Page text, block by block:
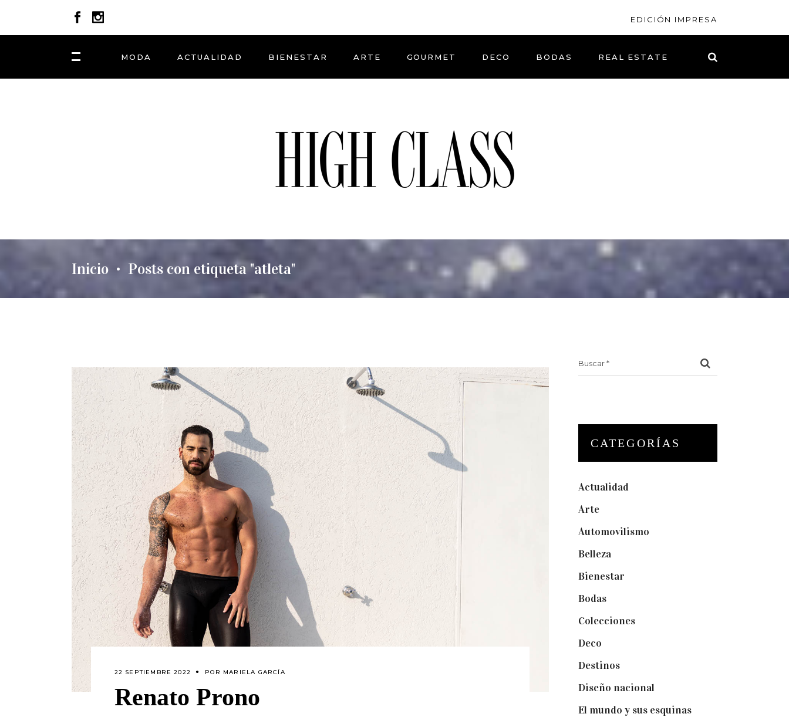
EDICIÓN IMPRESA
MODA ACTUALIDAD BIENESTAR ARTE GOURMET DECO BODAS REAL ESTATE
Inicio • Posts con etiqueta "atleta"
22 SEPTIEMBRE 2022 POR MARIELA GARCÍA
Renato Prono
CATEGORÍAS
Actualidad
Arte(74)
Automovilismo
Belleza(32)
Bienestar
Bodas(73)
Colecciones(22)
Deco
Destinos(6)
Diseño nacional
El mundo y sus esquinas(25)